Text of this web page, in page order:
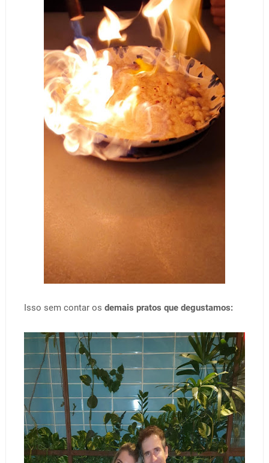
Isso sem contar os demais pratos que degustamos: